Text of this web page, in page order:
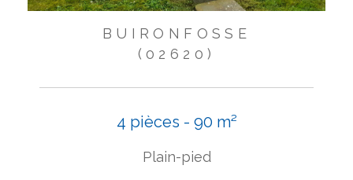
BUIRONFOSSE
(02620)
4 pièces - 90 m²
Plain-pied